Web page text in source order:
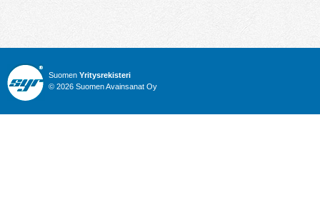
Suomen Yritysrekisteri
© 2026 Suomen Avainsanat Oy